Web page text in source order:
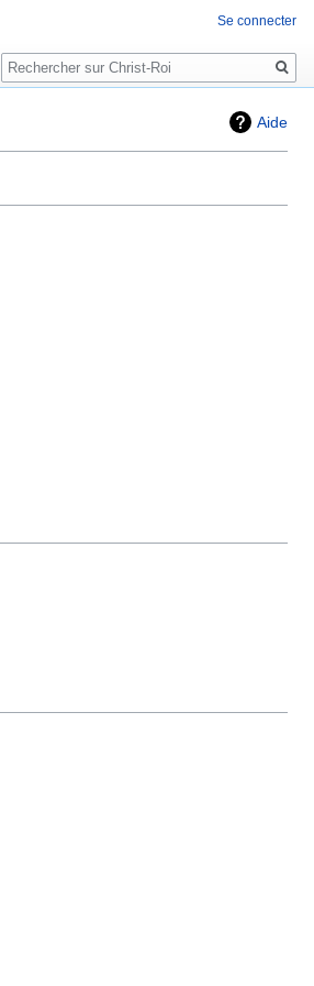
Aide
Se connecter
Rechercher